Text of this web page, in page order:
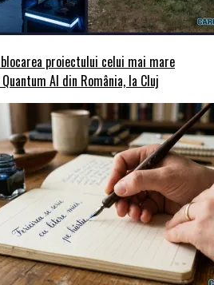
proiectului celui mai mare
AI din România, la Cluj